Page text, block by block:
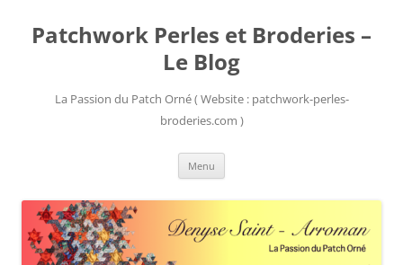
Patchwork Perles et Broderies –
Le Blog
La Passion du Patch Orné ( Website : patchwork-perles-
broderies.com )
Menu